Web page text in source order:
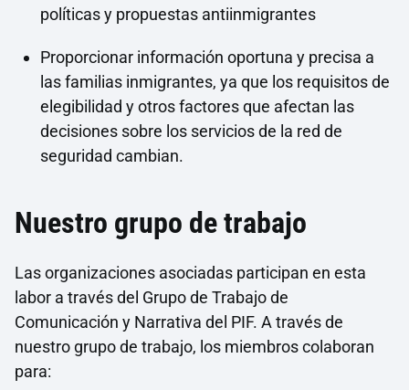
políticas y propuestas antiinmigrantes
Proporcionar información oportuna y precisa a
las familias inmigrantes, ya que los requisitos de
elegibilidad y otros factores que afectan las
decisiones sobre los servicios de la red de
seguridad cambian.
Nuestro grupo de trabajo
Las organizaciones asociadas participan en esta
labor a través del Grupo de Trabajo de
Comunicación y Narrativa del PIF. A través de
nuestro grupo de trabajo, los miembros colaboran
para: